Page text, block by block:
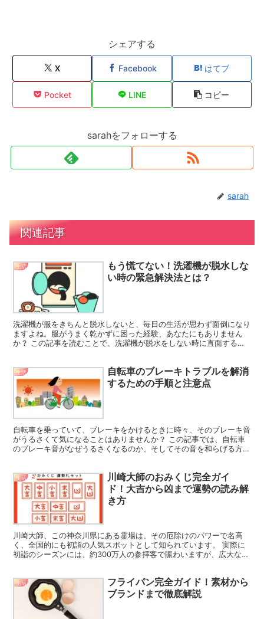
シェアする
X Facebook はてブ
Pocket LINE コピー
sarahをフォローする
sarah
関連記事
生活
もう慌てない！洗濯機が脱水しな
い時の緊急解決法とは？
洗濯機が服をきちんと脱水しないと、毎日の生活が思わず面倒になり
ますよね。服がうまく乾かずに困った経験、あなたにもありません
か？ この記事を読むことで、洗濯機が脱水をしない時に直面する一
生活
自転車のブレーキトラブルを解消
するための手順と注意点
自転車を乗っていて、ブレーキをかけるときに時々、そのブレーキ音
がうるさくて気になることはありませんか？ この記事では、自転車
のブレーキ音がなぜうるさくなるのか、そしてその音を和らげる方法
生活
川崎大師のおみくじ完全ガイ
ド！大吉から凶まで運勢の読み解
き方
川崎大師、この神奈川県にある霊場は、その厄除けのパワーで名高
く、全国的にも初詣の人気スポットとして知られています。 実際に
初詣のシーズンには、約300万人の参拝客で賑わいますが、広大な敷
生活
フライパン完全ガイド！素材から
ブランドまで徹底解説